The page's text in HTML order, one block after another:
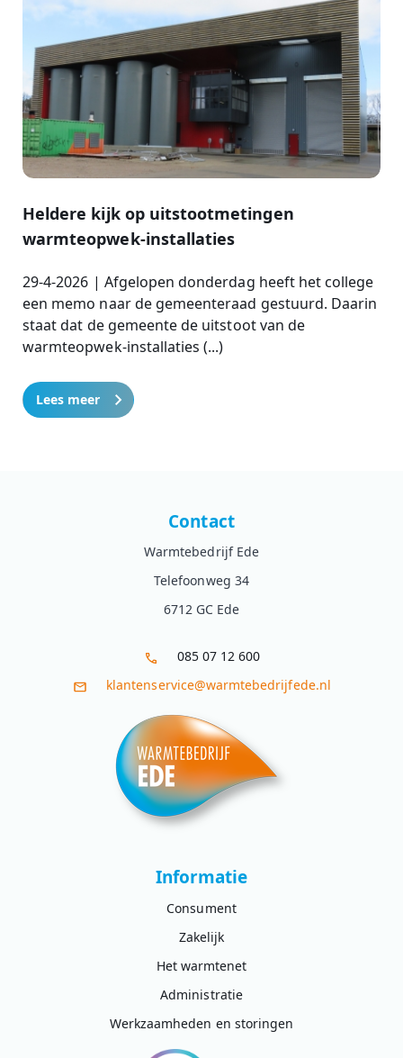
Heldere kijk op uitstootmetingen
warmteopwek-installaties
29-4-2026 | Afgelopen donderdag heeft het college
een memo naar de gemeenteraad gestuurd. Daarin
staat dat de gemeente de uitstoot van de
warmteopwek-installaties (...)
Lees meer
Contact
Warmtebedrijf Ede
Telefoonweg 34
6712 GC Ede
085 07 12 600
klantenservice@warmtebedrijfede.nl
Informatie
Consument
Zakelijk
Het warmtenet
Administratie
Werkzaamheden en storingen